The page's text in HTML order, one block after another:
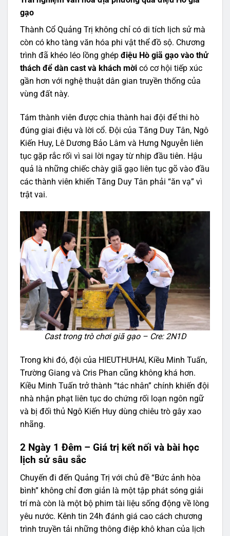
gạo
Thành Cổ Quảng Trị không chỉ có di tích lịch sử mà
còn có kho tàng văn hóa phi vật thể đồ sộ. Chương
trình đã khéo léo lồng ghép điệu Hò giã gạo vào thử
thách để dàn cast và khách mời có cơ hội tiếp xúc
gần hơn với nghệ thuật dân gian truyền thống của
vùng đất này.
Tám thành viên được chia thành hai đội để thi hò
đúng giai điệu và lời cổ. Đội của Tăng Duy Tân, Ngô
Kiến Huy, Lê Dương Bảo Lâm và Hưng Nguyễn liên
tục gặp rắc rối vì sai lời ngay từ nhịp đầu tiên. Hậu
quả là những chiếc chày giã gạo liên tục gõ vào đầu
các thành viên khiến Tăng Duy Tân phải “ăn vạ” vì
trật vai.
Cast trong trò chơi giã gạo – Cre: 2N1D
Trong khi đó, đội của HIEUTHUHAI, Kiều Minh Tuấn,
Trường Giang và Cris Phan cũng không khá hơn.
Kiều Minh Tuấn trở thành “tác nhân” chính khiến đội
nhà nhận phạt liên tục do chứng rối loạn ngôn ngữ
và bị đối thủ Ngô Kiến Huy dùng chiêu trò gây xao
nhãng.
2 Ngày 1 Đêm – Giá trị kết nối và bài học
lịch sử sâu sắc
Chuyến đi đến Quảng Trị với chủ đề “Bức ảnh hòa
bình” không chỉ đơn giản là một tập phát sóng giải
trí mà còn là một bộ phim tài liệu sống động về lòng
yêu nước. Kênh tin 24h đánh giá cao cách chương
trình truyền tải những thông điệp khô khan của lịch